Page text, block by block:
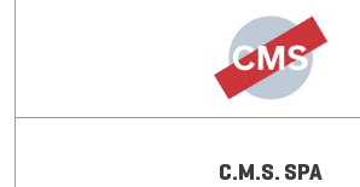
C.M.S. SPA